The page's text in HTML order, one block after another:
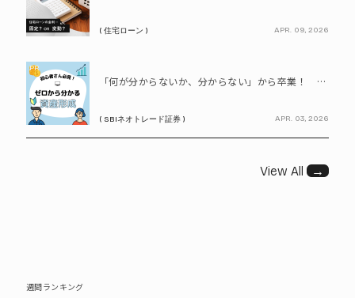
( 住宅ローン ) APR. 09, 2026
PR
「何が分からないか、分からない」から卒業！ SBIネオトレード証券で学ぶ、はじめての資産形成
( SBIネオトレード証券 ) APR. 03, 2026
View All →
週間ランキング